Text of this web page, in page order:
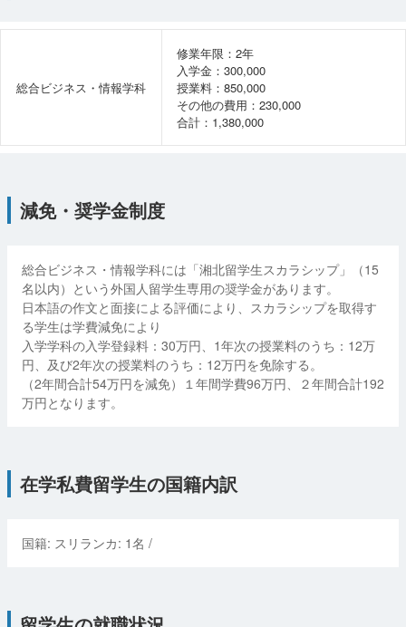
総合ビジネス・情報学科
修業年限：2年
入学金：300,000
授業料：850,000
その他の費用：230,000
合計：1,380,000
減免・奨学金制度
総合ビジネス・情報学科には「湘北留学生スカラシップ」（15
名以内）という外国人留学生専用の奨学金があります。
日本語の作文と面接による評価により、スカラシップを取得す
る学生は学費減免により
入学学科の入学登録料：30万円、1年次の授業料のうち：12万
円、及び2年次の授業料のうち：12万円を免除する。
（2年間合計54万円を減免）１年間学費96万円、２年間合計192
万円となります。
在学私費留学生の国籍内訳
国籍: スリランカ: 1名 /